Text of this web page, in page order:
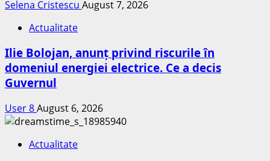
Selena Cristescu August 7, 2026
Actualitate
Ilie Bolojan, anunț privind riscurile în
domeniul energiei electrice. Ce a decis
Guvernul
User 8August 6, 2026
Actualitate